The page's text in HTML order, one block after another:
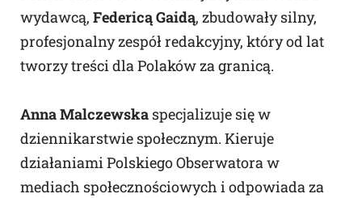
wydawcą, Federicą Gaidą, zbudowały silny,
profesjonalny zespół redakcyjny, który od lat
tworzy treści dla Polaków za granicą.
Anna Malczewska specjalizuje się w
dziennikarstwie społecznym. Kieruje
działaniami Polskiego Obserwatora w
mediach społecznościowych i odpowiada za